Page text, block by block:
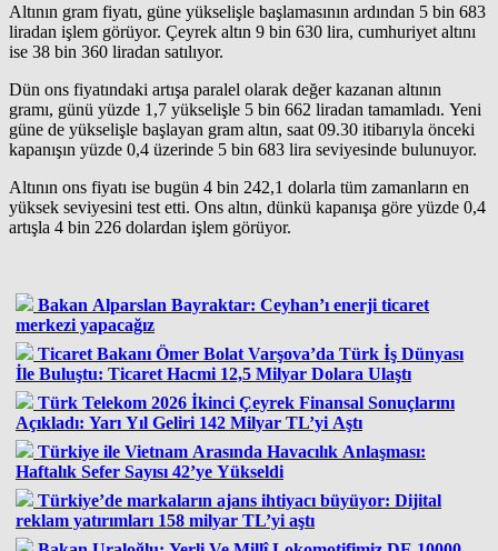
Altının gram fiyatı, güne yükselişle başlamasının ardından 5 bin 683
liradan işlem görüyor. Çeyrek altın 9 bin 630 lira, cumhuriyet altını
ise 38 bin 360 liradan satılıyor.
Dün ons fiyatındaki artışa paralel olarak değer kazanan altının
gramı, günü yüzde 1,7 yükselişle 5 bin 662 liradan tamamladı. Yeni
güne de yükselişle başlayan gram altın, saat 09.30 itibarıyla önceki
kapanışın yüzde 0,4 üzerinde 5 bin 683 lira seviyesinde bulunuyor.
Altının ons fiyatı ise bugün 4 bin 242,1 dolarla tüm zamanların en
yüksek seviyesini test etti. Ons altın, dünkü kapanışa göre yüzde 0,4
artışla 4 bin 226 dolardan işlem görüyor.
Bakan Alparslan Bayraktar: Ceyhan’ı enerji ticaret
merkezi yapacağız
Ticaret Bakanı Ömer Bolat Varşova’da Türk İş Dünyası
İle Buluştu: Ticaret Hacmi 12,5 Milyar Dolara Ulaştı
Türk Telekom 2026 İkinci Çeyrek Finansal Sonuçlarını
Açıkladı: Yarı Yıl Geliri 142 Milyar TL’yi Aştı
Türkiye ile Vietnam Arasında Havacılık Anlaşması:
Haftalık Sefer Sayısı 42’ye Yükseldi
Türkiye’de markaların ajans ihtiyacı büyüyor: Dijital
reklam yatırımları 158 milyar TL’yi aştı